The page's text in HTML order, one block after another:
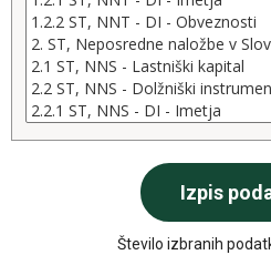
Število izbranih